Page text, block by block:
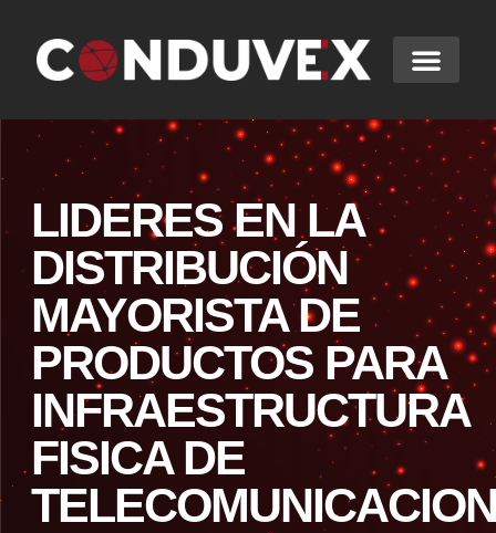
LIDERES EN LA
DISTRIBUCIÓN
MAYORISTA DE
PRODUCTOS PARA
INFRAESTRUCTURA
FISICA DE